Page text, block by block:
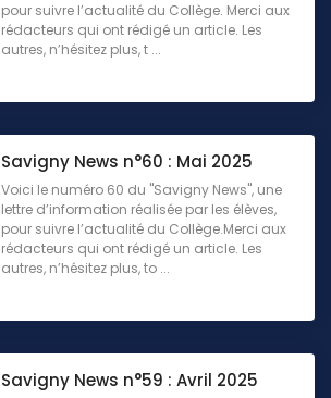
pour suivre l’actualité du Collège. Merci aux
rédacteurs qui ont rédigé un article. Les
autres, n’hésitez plus, t ...
Savigny News n°60 : Mai 2025
Voici le numéro 60 du "Savigny News", une
lettre d’information réalisée par les élèves,
pour suivre l’actualité du Collège.Merci aux
rédacteurs qui ont rédigé un article. Les
autres, n’hésitez plus, to ...
Savigny News n°59 : Avril 2025